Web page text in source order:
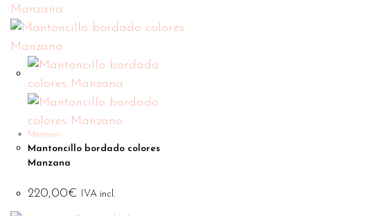
Mantones
Mantoncillo bordado colores
Manzana
220,00€ IVA incl.